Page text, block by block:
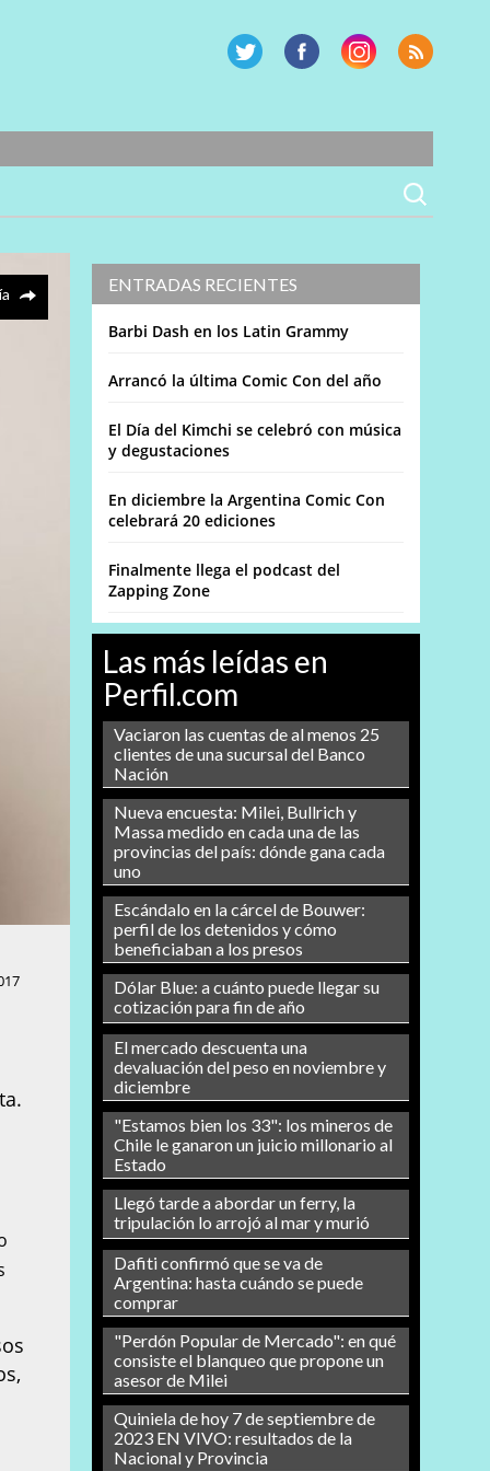
ENTRADAS RECIENTES
Barbi Dash en los Latin Grammy
Arrancó la última Comic Con del año
El Día del Kimchi se celebró con música
y degustaciones
En diciembre la Argentina Comic Con
celebrará 20 ediciones
Finalmente llega el podcast del
Zapping Zone
Las más leídas en
Perfil.com
Vaciaron las cuentas de al menos 25
clientes de una sucursal del Banco
Nación
Nueva encuesta: Milei, Bullrich y
Massa medido en cada una de las
provincias del país: dónde gana cada
uno
Escándalo en la cárcel de Bouwer:
perfil de los detenidos y cómo
beneficiaban a los presos
Dólar Blue: a cuánto puede llegar su
cotización para fin de año
El mercado descuenta una
devaluación del peso en noviembre y
diciembre
"Estamos bien los 33": los mineros de
Chile le ganaron un juicio millonario al
Estado
Llegó tarde a abordar un ferry, la
tripulación lo arrojó al mar y murió
Dafiti confirmó que se va de
Argentina: hasta cuándo se puede
comprar
"Perdón Popular de Mercado": en qué
consiste el blanqueo que propone un
asesor de Milei
Quiniela de hoy 7 de septiembre de
2023 EN VIVO: resultados de la
Nacional y Provincia